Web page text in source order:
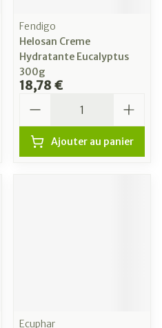
Fendigo
Helosan Creme
Hydratante Eucalyptus
300g
18,78 €
Ajouter au panier
Ecuphar